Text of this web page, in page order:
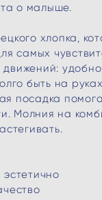
о малыше.
хлопка,
самых
удобно
быть на
посадка
Молния на